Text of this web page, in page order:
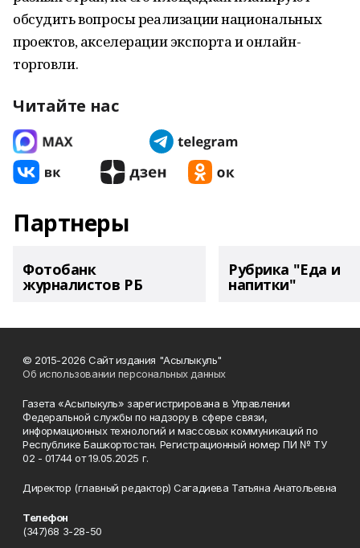
обсудить вопросы реализации национальных
проектов, акселерации экспорта и онлайн-
торговли.
Читайте нас
Партнеры
Фотобанк
журналистов РБ
Рубрика "Еда и
напитки"
© 2015-2026 Сайт издания "Асылыкуль"
Об использовании персональных данных
Газета «Асылыкуль» зарегистрирована в Управлении
Федеральной службы по надзору в сфере связи,
информационных технологий и массовых коммуникаций по
Республике Башкортостан. Регистрационный номер ПИ № ТУ
02 - 01744 от 19.05.2025 г.
Директор (главный редактор) Сагадиева Татьяна Анатольевна
Телефон
(347)68 3-28-50